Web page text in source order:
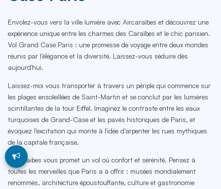
Envolez-vous vers la ville lumière avec Aircaraïbes et découvrez une
expérience unique entre les charmes des Caraïbes et le chic parisien.
Vol Grand Case Paris : une promesse de voyage entre deux mondes
réunis par l'élégance et la diversité. Laissez-vous séduire dès
aujourd'hui.
Laissez-moi vous transporter à travers un périple qui commence sur
les plages ensoleillées de Saint-Martin et se conclut par les lumières
scintillantes de la tour Eiffel. Imaginez le contraste entre les eaux
turquoises de Grand-Case et les pavés historiques de Paris, et
évoquez l'excitation qui monte à l'idée d'arpenter les rues mythiques
de la capitale française.
Aircaraibes vous promet un vol où confort et sérénité. Pensez à
toutes les merveilles que Paris a à offrir : musées mondialement
renommés, architecture époustouflante, culture et gastronomie